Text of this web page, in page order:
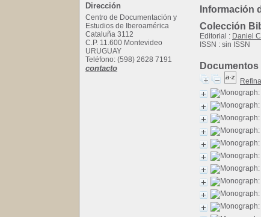
Información
Colección
Editorial : Daniel
ISSN : sin ISSN
Dirección
Centro de Documentación y
Estudios de Iberoamérica
Cataluña 3112
C.P. 11.600 Montevideo
URUGUAY
Teléfono: (598) 2628 7191
contacto